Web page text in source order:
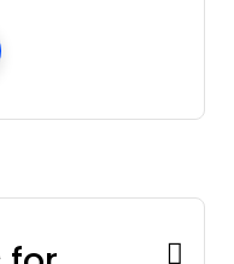
New Window